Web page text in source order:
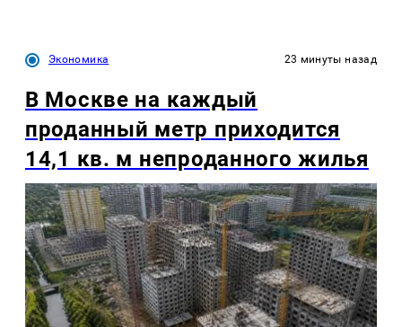
Экономика 23 минуты назад
В Москве на каждый
проданный метр приходится
14,1 кв. м непроданного жилья